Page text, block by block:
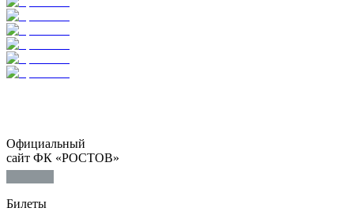
Официальный
сайт ФК «РОСТОВ»
Билеты